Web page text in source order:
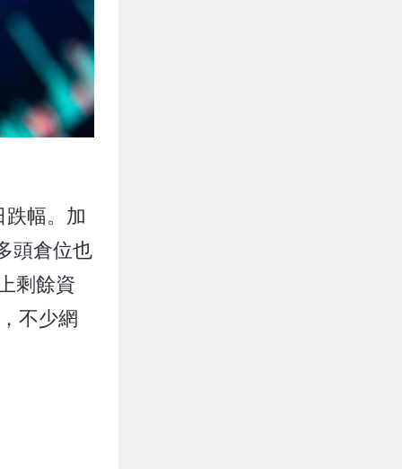
幅。加
頭倉位也
剩餘資
不少網